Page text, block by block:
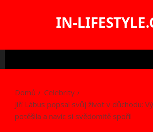
IN-
Domů
Celebrity
Jiří Lábus popsal svůj život v důchodu:
potěšila a navíc si svědomitě spořil